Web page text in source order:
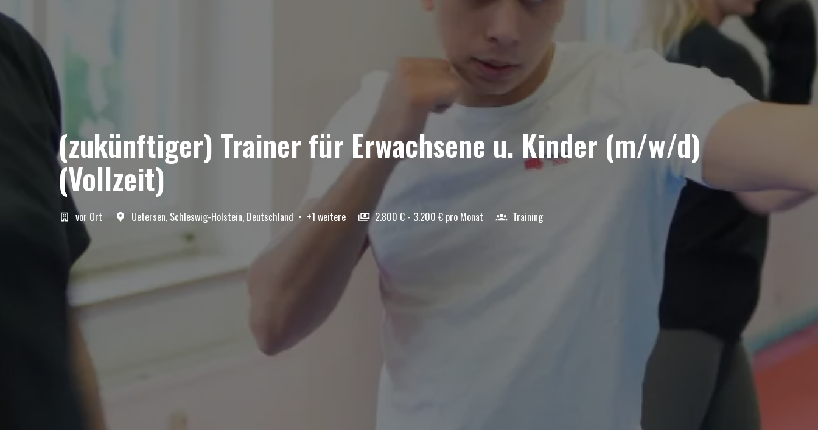
(zukünftiger) Trainer für Erwachsene u. Kinder (m/w/d)
(Vollzeit)
vor Ort Uetersen, Schleswig-Holstein, Deutschland • +1 weitere 2.800 € - 3.200 € pro Monat Training